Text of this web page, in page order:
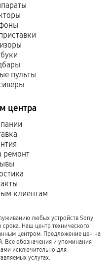
пульты
центра
ремонт
клиентам
любых устройств Sony
срока. Наш центр технического
центром. Предложение цен на
Все обозначения и упоминания
исключительно для
услугах.